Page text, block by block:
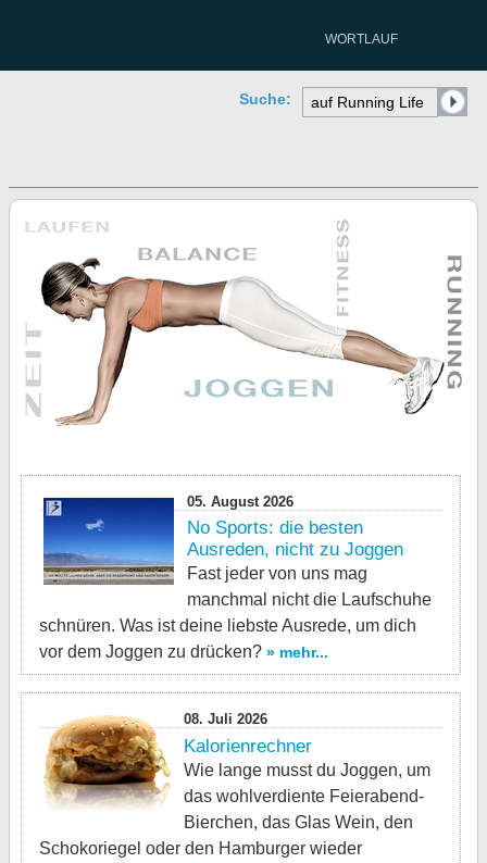
WORTLAUF
Suche:
05. August 2026
No Sports: die besten
Ausreden, nicht zu Joggen
Fast jeder von uns mag
manchmal nicht die Laufschuhe
schnüren. Was ist deine liebste Ausrede, um dich
vor dem Joggen zu drücken? » mehr...
08. Juli 2026
Kalorienrechner
Wie lange musst du Joggen, um
das wohlverdiente Feierabend-
Bierchen, das Glas Wein, den
Schokoriegel oder den Hamburger wieder